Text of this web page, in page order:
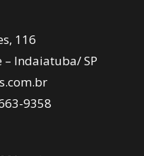
116
– Indaiatuba/ SP
9358